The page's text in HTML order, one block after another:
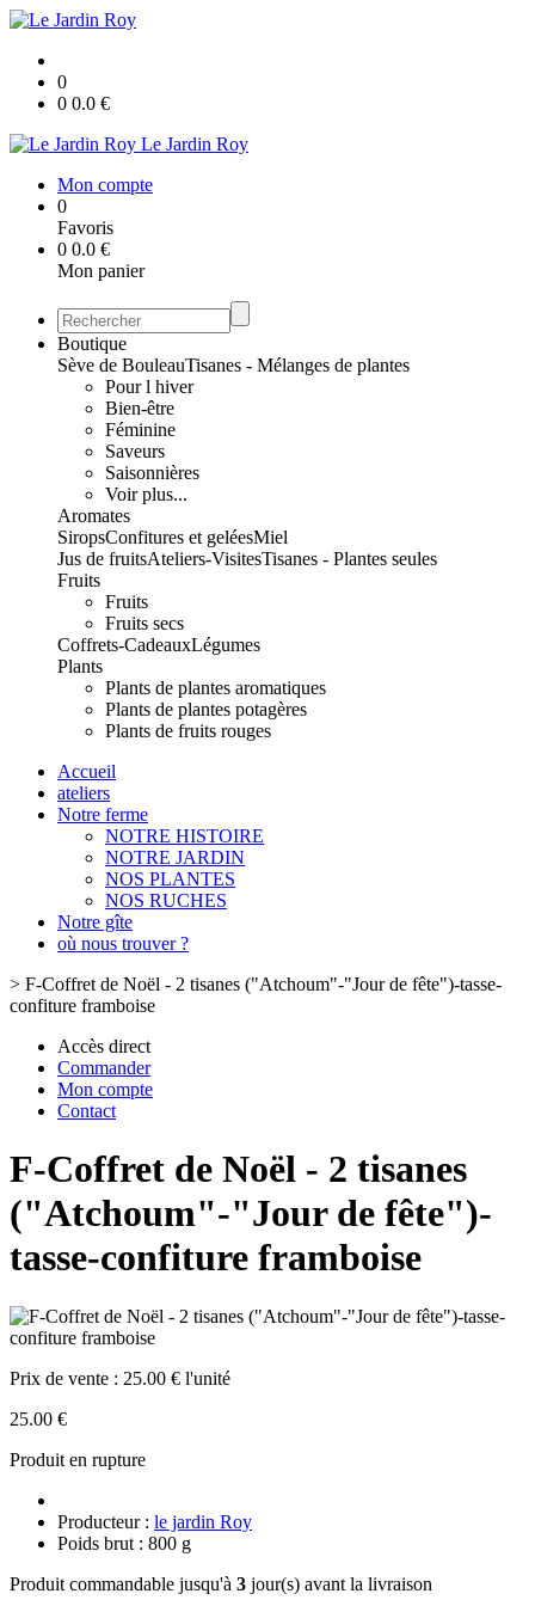
0
0 0.0 €
Le Jardin Roy
Mon compte
0
Favoris
0 0.0 €
Mon panier
Boutique
Sève de BouleauTisanes - Mélanges de plantes
Pour l hiver
Bien-être
Féminine
Saveurs
Saisonnières
Voir plus...
Aromates
SiropsConfitures et geléesMiel
Jus de fruitsAteliers-VisitesTisanes - Plantes seules
Fruits
Fruits
Fruits secs
Coffrets-CadeauxLégumes
Plants
Plants de plantes aromatiques
Plants de plantes potagères
Plants de fruits rouges
Accueil
ateliers
Notre ferme
NOTRE HISTOIRE
NOTRE JARDIN
NOS PLANTES
NOS RUCHES
Notre gîte
où nous trouver ?
> F-Coffret de Noël - 2 tisanes ("Atchoum"-"Jour de fête")-tasse-
confiture framboise
Accès direct
Commander
Mon compte
Contact
F-Coffret de Noël - 2 tisanes
("Atchoum"-"Jour de fête")-
tasse-confiture framboise
Prix de vente : 25.00 € l'unité
25.00 €
Produit en rupture
Producteur : le jardin Roy
Poids brut : 800 g
Produit commandable jusqu'à 3 jour(s) avant la livraison